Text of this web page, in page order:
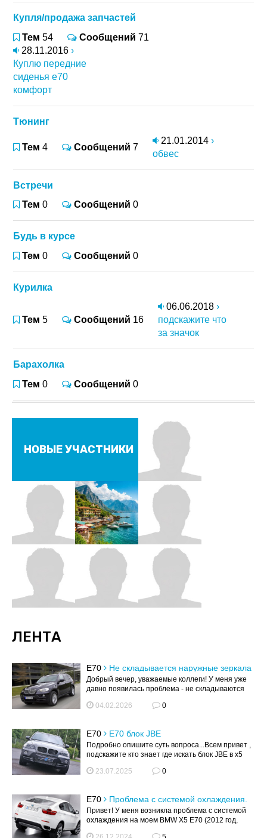
Купля/продажа запчастей
Тем 54 Сообщений 71
28.11.2016 ›
Куплю передние
сиденья е70
комфорт
Тюнинг
Тем 4 Сообщений 7
21.01.2014 ›
обвес
Встречи
Тем 0 Сообщений 0
Будь в курсе
Тем 0 Сообщений 0
Курилка
Тем 5 Сообщений 16
06.06.2018 ›
подскажите что
за значок
Барахолка
Тем 0 Сообщений 0
НОВЫЕ УЧАСТНИКИ
ЛЕНТА
E70 Не складывается наружные зеркала
Добрый вечер, уважаемые коллеги! У меня уже
давно появилась проблема - не складываются
04.02.2026
0
E70 Е70 блок JBE
Подробно опишите суть вопроса...Всем привет ,
подскажите кто знает где искать блок JBE в х5
23.07.2025
0
E70 Проблема с системой охлаждения.
Привет! У меня возникла проблема с системой
охлаждения на моем BMW X5 E70 (2012 год,